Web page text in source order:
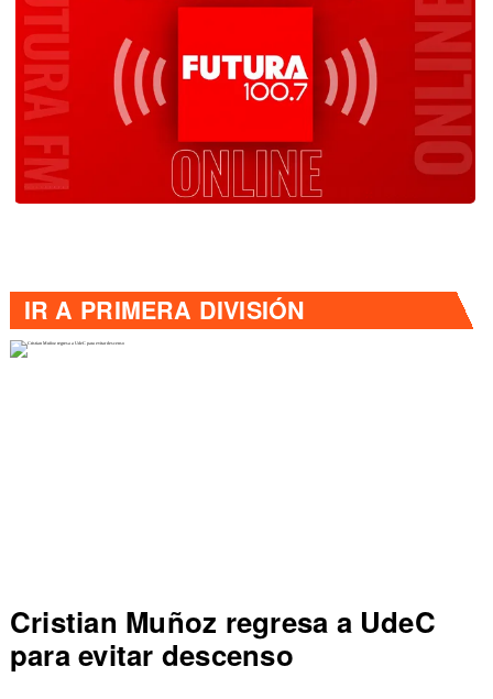
IR A PRIMERA DIVISIÓN
Muñoz regresa a UdeC
evitar descenso